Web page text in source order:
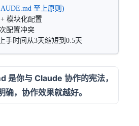
至上原则)
模块化配置
配置冲突
手时间从3天缩短到0.5天
是你与 Claude 协作的宪法，
确，协作效果就越好。